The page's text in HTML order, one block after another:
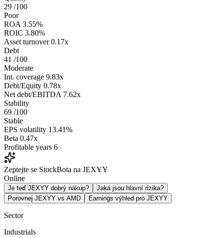
29 /100
Poor
ROA 3.55%
ROIC 3.80%
Asset turnover 0.17x
Debt
41 /100
Moderate
Int. coverage 9.83x
Debt/Equity 0.78x
Net debt/EBITDA 7.62x
Stability
69 /100
Stable
EPS volatility 13.41%
Beta 0.47x
Profitable years 6
Zeptejte se StockBota na JEXYY
Online
Je teď JEXYY dobrý nákup?
Jaká jsou hlavní rizika?
Porovnej JEXYY vs AMD
Earnings výhled pro JEXYY
Sector
Industrials